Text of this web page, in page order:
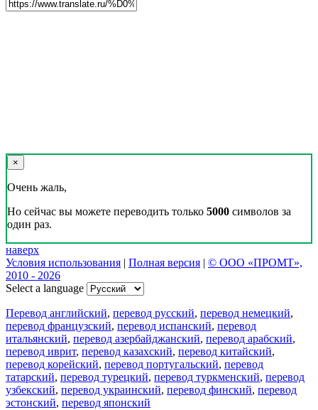
×
Очень жаль,
Но сейчас вы можете переводить только 5000 символов за
один раз.
наверх
Условия использования | Полная версия | © ООО «ПРОМТ»,
2010 - 2026
Select a language
Перевод английский, перевод русский, перевод немецкий,
перевод французский, перевод испанский, перевод
итальянский, перевод азербайджанский, перевод арабский,
перевод иврит, перевод казахский, перевод китайский,
перевод корейский, перевод португальский, перевод
татарский, перевод турецкий, перевод туркменский, перевод
узбекский, перевод украинский, перевод финский, перевод
эстонский, перевод японский